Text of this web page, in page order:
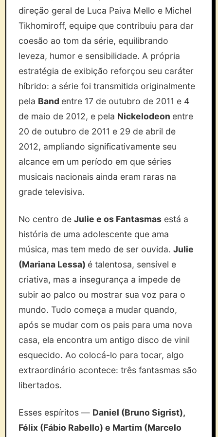
direção geral de Luca Paiva Mello e Michel
Tikhomiroff, equipe que contribuiu para dar
coesão ao tom da série, equilibrando
leveza, humor e sensibilidade. A própria
estratégia de exibição reforçou seu caráter
híbrido: a série foi transmitida originalmente
pela Band entre 17 de outubro de 2011 e 4
de maio de 2012, e pela Nickelodeon entre
20 de outubro de 2011 e 29 de abril de
2012, ampliando significativamente seu
alcance em um período em que séries
musicais nacionais ainda eram raras na
grade televisiva.
No centro deJulie e os Fantasmas está a
história de uma adolescente que ama
música, mas tem medo de ser ouvida.Julie
(Mariana Lessa) é talentosa, sensível e
criativa, mas a insegurança a impede de
subir ao palco ou mostrar sua voz para o
mundo. Tudo começa a mudar quando,
após se mudar com os pais para uma nova
casa, ela encontra um antigo disco de vinil
esquecido. Ao colocá-lo para tocar, algo
extraordinário acontece: três fantasmas são
libertados.
Esses espíritos — Daniel (Bruno Sigrist),
Félix (Fábio Rabello) e Martim (Marcelo